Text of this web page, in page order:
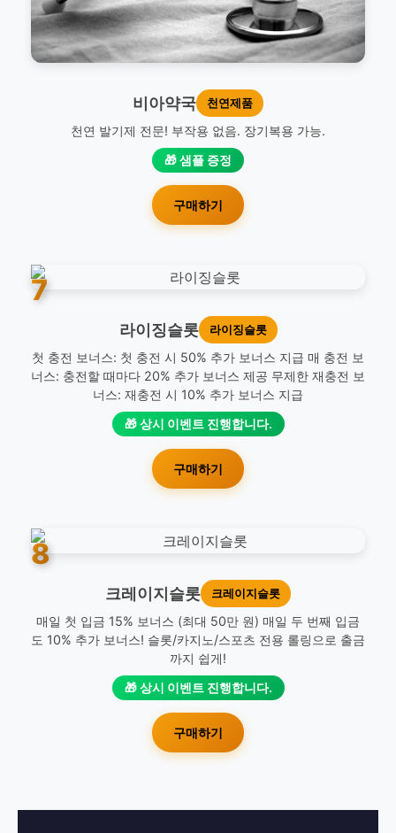
비아약국 천연제품
천연 발기제 전문! 부작용 없음. 장기복용 가능.
🎁 샘플 증정
구매하기
7
라이징슬롯 라이징슬롯
첫 충전 보너스: 첫 충전 시 50% 추가 보너스 지급 매 충전 보
너스: 충전할 때마다 20% 추가 보너스 제공 무제한 재충전 보
너스: 재충전 시 10% 추가 보너스 지급
🎁 상시 이벤트 진행합니다.
구매하기
8
크레이지슬롯 크레이지슬롯
매일 첫 입금 15% 보너스 (최대 50만 원) 매일 두 번째 입금
도 10% 추가 보너스! 슬롯/카지노/스포츠 전용 롤링으로 출금
까지 쉽게!
🎁 상시 이벤트 진행합니다.
구매하기